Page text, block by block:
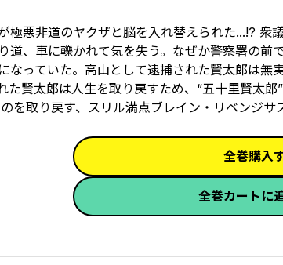
極悪非道のヤクザと脳を入れ替えられた...!? 衆
道、車に轢かれて気を失う。なぜか警察署の前
なっていた。高山として逮捕された賢太郎は無
賢太郎は人生を取り戻すため、“五十里賢太
を取り戻す、スリル満点ブレイン・リベンジサ
全巻購入
全巻カートに